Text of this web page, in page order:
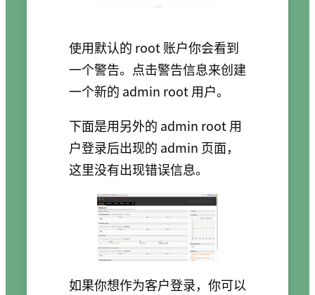
使用默认的 root 账户你会看到
一个警告。点击警告信息来创建
一个新的 admin root 用户。
下面是用另外的 admin root 用
户登录后出现的 admin 页面，
这里没有出现错误信息。
如果你想作为客户登录，你可以